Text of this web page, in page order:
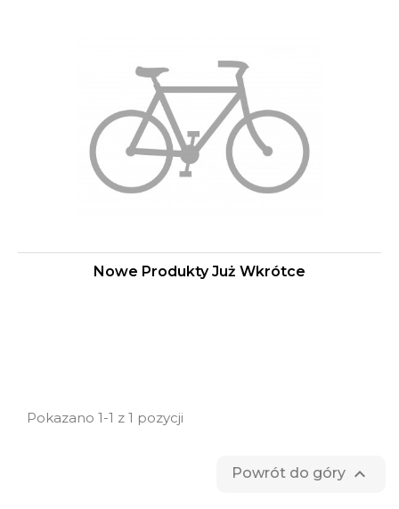
Nowe Produkty Już Wkrótce
Pokazano 1-1 z 1 pozycji
Powrót do góry 